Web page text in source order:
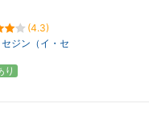
(4.3)
ジン（イ・セ
り